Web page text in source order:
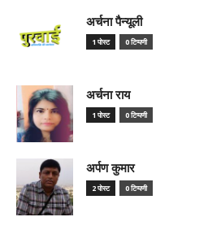
अर्चना पैन्यूली
1 पोस्ट 0 टिप्पणी
अर्चना राय
1 पोस्ट 0 टिप्पणी
अर्पण कुमार
2 पोस्ट 0 टिप्पणी